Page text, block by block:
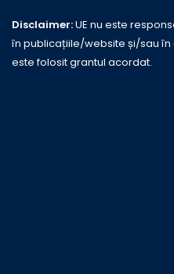
Disclaimer:UE nu este
în publicațiile/website și/sau
este folosit grantul acordat.